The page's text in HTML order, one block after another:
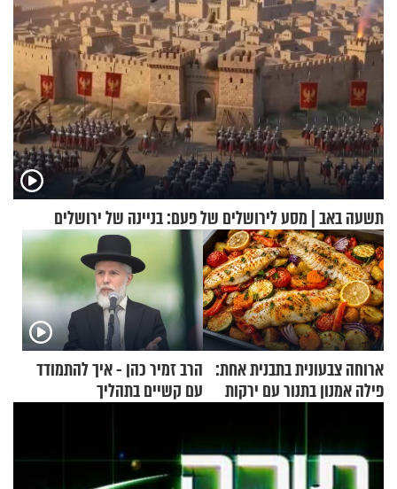
תשעה באב | מסע לירושלים של פעם: בניינה של ירושלים
ארוחה צבעונית בתבנית אחת:
פילה אמנון בתנור עם ירקות
הרב זמיר כהן - איך להתמודד
עם קשיים בתהליך